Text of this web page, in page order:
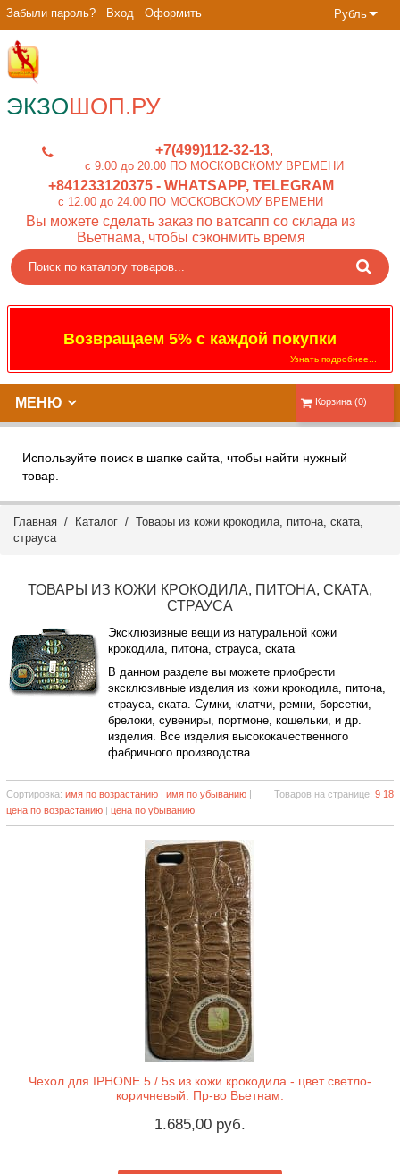
Рубль
Забыли пароль? Вход Оформить
ЭКЗОШОП.РУ
+7(499)112-32-13
c 9.00 до 20.00 ПО МОСКОВСКОМУ ВРЕМЕНИ
+841233120375- WHATSAPP, TELEGRAM
c 12.00 до 24.00 ПО МОСКОВСКОМУ ВРЕМЕНИ
Вы можете сделать заказ по ватсапп со склада из
Вьетнама, чтобы сэконмить время
Возвращаем 5% с каждой покупки
Узнать подробнее...
Корзина (0)
МЕНЮ
Используйте поиск в шапке сайта, чтобы найти нужный
товар.
Главная / Каталог / Товары из кожи крокодила, питона, ската,
страуса
ТОВАРЫ ИЗ КОЖИ КРОКОДИЛА, ПИТОНА, СКАТА,
СТРАУСА
Эксклюзивные вещи из натуральной кожи
крокодила, питона, страуса, ската
В данном разделе вы можете приобрести
эксклюзивные изделия из кожи крокодила, питона,
страуса, ската. Сумки, клатчи, ремни, борсетки,
брелоки, сувениры, портмоне, кошельки, и др.
изделия. Все изделия высококачественного
фабричного производства.
Товаров на странице:9 18
Сортировка: имя по возрастанию| имя по убыванию|
цена по возрастанию| цена по убыванию
Чехол для IPHONE 5 / 5s из кожи крокодила - цвет светло-
коричневый. Пр-во Вьетнам.
1.685,00 руб.